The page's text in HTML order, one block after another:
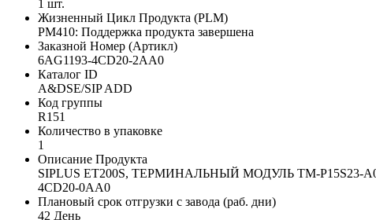
1 шт.
Жизненный Цикл Продукта (PLM)
PM410: Поддержка продукта завершена
Заказной Номер (Артикл)
6AG1193-4CD20-2AA0
Каталог ID
A&DSE/SIP ADD
Код группы
R151
Количество в упаковке
1
Описание Продукта
SIPLUS ET200S, ТЕРМИНАЛЬНЫЙ МОДУЛЬ TM-
4CD20-0AA0
Плановый срок отгрузки с завода (раб. дни)
42 День